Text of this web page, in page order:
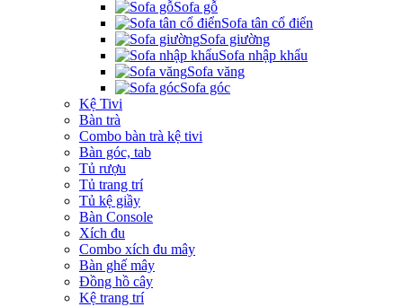
Sofa gỗ
Sofa tân cổ điển
Sofa giường
Sofa nhập khẩu
Sofa văng
Sofa góc
Kệ Tivi
Bàn trà
Combo bàn trà kệ tivi
Bàn góc, tab
Tủ rượu
Tủ trang trí
Tủ kệ giầy
Bàn Console
Xích đu
Combo xích đu mây
Bàn ghế mây
Đồng hồ cây
Kệ trang trí